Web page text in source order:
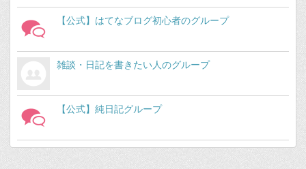
【公式】はてなブログ初心者のグループ
雑談・日記を書きたい人のグループ
【公式】純日記グループ